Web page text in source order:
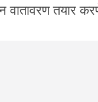
वातावरण तयार